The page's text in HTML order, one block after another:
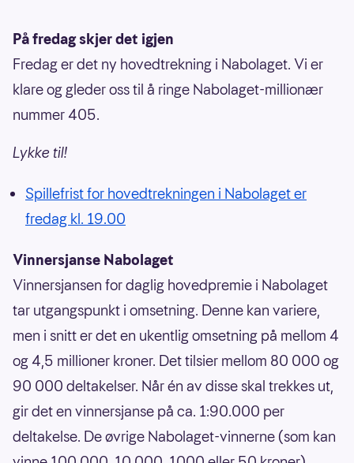
På fredag skjer det igjen
Fredag er det ny hovedtrekning i Nabolaget. Vi er
klare og gleder oss til å ringe Nabolaget-millionær
nummer 405.
Lykke til!
Spillefrist for hovedtrekningen i Nabolaget er
fredag kl. 19.00
Vinnersjanse Nabolaget
Vinnersjansen for daglig hovedpremie i Nabolaget
tar utgangspunkt i omsetning. Denne kan variere,
men i snitt er det en ukentlig omsetning på mellom 4
og 4,5 millioner kroner. Det tilsier mellom 80 000 og
90 000 deltakelser. Når én av disse skal trekkes ut,
gir det en vinnersjanse på ca. 1:90.000 per
deltakelse. De øvrige Nabolaget-vinnerne (som kan